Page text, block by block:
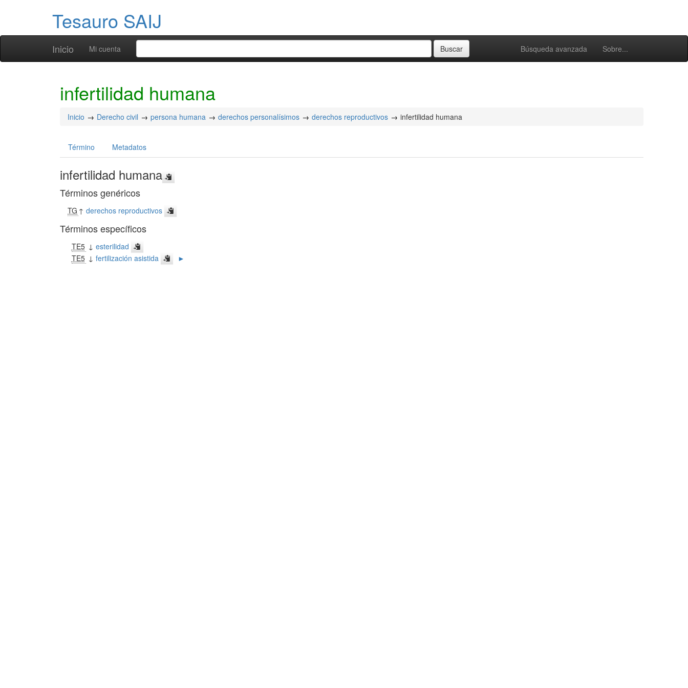
Tesauro SAIJ
Inicio Búsqueda avanzada Sobre...
Mi cuenta
infertilidad humana
Inicio Derecho civil persona humana derechos personalísimos derechos reproductivos infertilidad humana
Término Metadatos
infertilidad humana
Términos genéricos
TG ↑derechos reproductivos
Términos específicos
TE5 ↓ esterilidad
TE5 ↓ fertilización asistida ►